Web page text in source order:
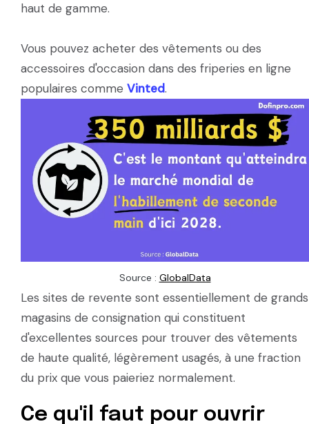
haut de gamme.
Vous pouvez acheter des vêtements ou des
accessoires d'occasion dans des friperies en ligne
populaires comme Vinted.
Source : GlobalData
Les sites de revente sont essentiellement de grands
magasins de consignation qui constituent
d'excellentes sources pour trouver des vêtements
de haute qualité, légèrement usagés, à une fraction
du prix que vous paieriez normalement.
Ce qu'il faut pour ouvrir